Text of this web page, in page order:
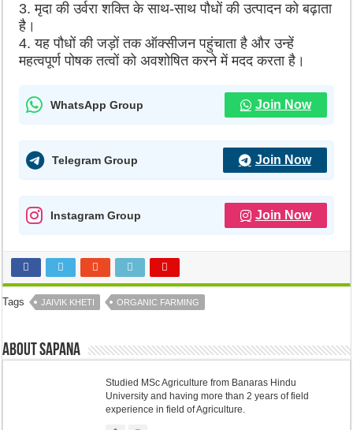
3. मृदा की उर्वरा शक्ति के साथ-साथ पौधों की उत्पादन को बढ़ाता
है।
4. यह पौधों की जड़ों तक ऑक्सीजन पहुंचाता है और उन्हें
महत्वपूर्ण पोषक तत्वों को अवशोषित करने में मदद करता है।
WhatsApp Group Join Now
Telegram Group Join Now
Instagram Group Join Now
Tags JAIVIK KHETI ORGANIC FARMING
About sapana
Studied MSc Agriculture from Banaras Hindu
University and having more than 2 years of field
experience in field of Agriculture.